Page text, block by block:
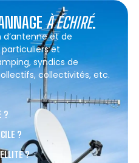
À ÉCHIRÉ.
d’antenne et de
et
syndics de
collectivités, etc.
?
?
?